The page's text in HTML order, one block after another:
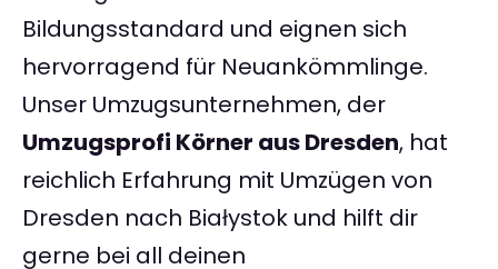
Bildungsstandard und eignen sich
hervorragend für Neuankömmlinge.
Unser Umzugsunternehmen, der
Umzugsprofi Körner aus Dresden, hat
reichlich Erfahrung mit Umzügen von
Dresden nach Białystok und hilft dir
gerne bei all deinen